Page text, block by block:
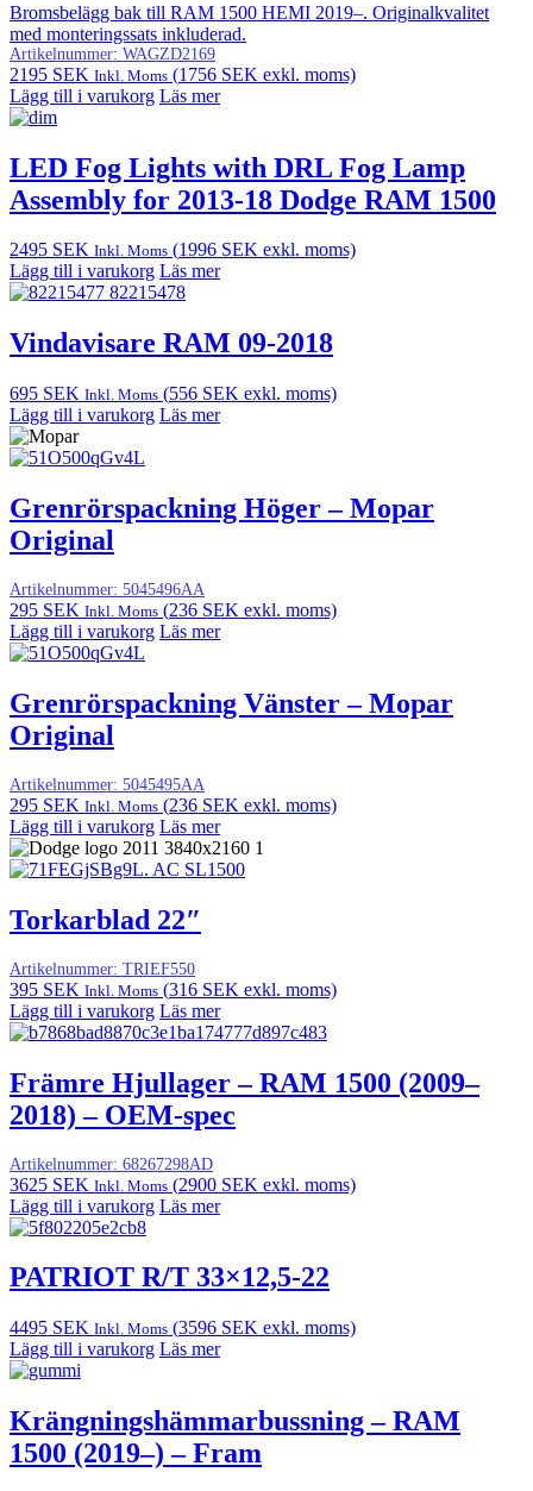
Bromsbelägg bak till RAM 1500 HEMI 2019–. Originalkvalitet
med monteringssats inkluderad.
Artikelnummer: WAGZD2169
2195 SEK Inkl. Moms (1756 SEK exkl. moms)
Lägg till i varukorg Läs mer
LED Fog Lights with DRL Fog Lamp
Assembly for 2013-18 Dodge RAM 1500
2495 SEK Inkl. Moms (1996 SEK exkl. moms)
Lägg till i varukorg Läs mer
Vindavisare RAM 09-2018
695 SEK Inkl. Moms (556 SEK exkl. moms)
Lägg till i varukorg Läs mer
Grenrörspackning Höger – Mopar
Original
Artikelnummer: 5045496AA
295 SEK Inkl. Moms (236 SEK exkl. moms)
Lägg till i varukorg Läs mer
Grenrörspackning Vänster – Mopar
Original
Artikelnummer: 5045495AA
295 SEK Inkl. Moms (236 SEK exkl. moms)
Lägg till i varukorg Läs mer
Torkarblad 22″
Artikelnummer: TRIEF550
395 SEK Inkl. Moms (316 SEK exkl. moms)
Lägg till i varukorg Läs mer
Främre Hjullager – RAM 1500 (2009–
2018) – OEM-spec
Artikelnummer: 68267298AD
3625 SEK Inkl. Moms (2900 SEK exkl. moms)
Lägg till i varukorg Läs mer
PATRIOT R/T 33×12,5-22
4495 SEK Inkl. Moms (3596 SEK exkl. moms)
Lägg till i varukorg Läs mer
Krängningshämmarbussning – RAM
1500 (2019–) – Fram